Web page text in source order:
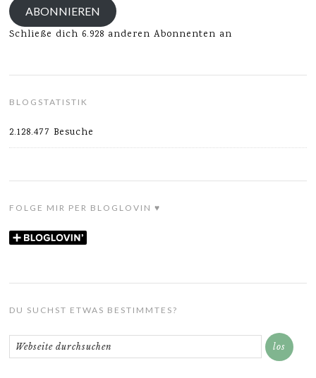
ABONNIEREN
Schließe dich 6.928 anderen Abonnenten an
BLOGSTATISTIK
2.128.477 Besuche
FOLGE MIR PER BLOGLOVIN ♥
DU SUCHST ETWAS BESTIMMTES?